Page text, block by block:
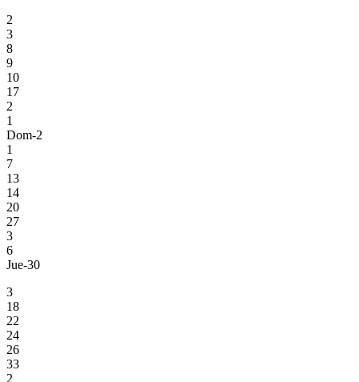
2
3
8
9
10
17
2
1
Dom-2
1
7
13
14
20
27
3
6
Jue-30
3
18
22
24
26
33
2